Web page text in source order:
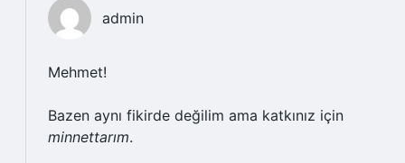
admin
Mehmet!
Bazen aynı fikirde değilim ama katkınız için
minnettarım.